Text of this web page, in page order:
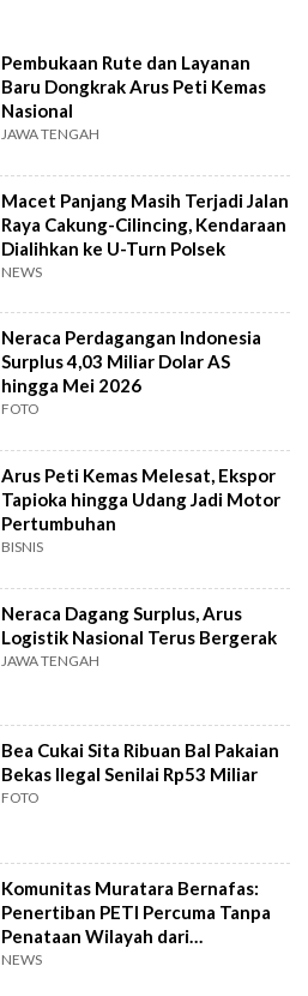
Pembukaan Rute dan Layanan
Baru Dongkrak Arus Peti Kemas
Nasional
JAWA TENGAH
Macet Panjang Masih Terjadi Jalan
Raya Cakung-Cilincing, Kendaraan
Dialihkan ke U-Turn Polsek
NEWS
Neraca Perdagangan Indonesia
Surplus 4,03 Miliar Dolar AS
hingga Mei 2026
FOTO
Arus Peti Kemas Melesat, Ekspor
Tapioka hingga Udang Jadi Motor
Pertumbuhan
BISNIS
Neraca Dagang Surplus, Arus
Logistik Nasional Terus Bergerak
JAWA TENGAH
Bea Cukai Sita Ribuan Bal Pakaian
Bekas Ilegal Senilai Rp53 Miliar
FOTO
Komunitas Muratara Bernafas:
Penertiban PETI Percuma Tanpa
Penataan Wilayah dari
Pemerintah
NEWS